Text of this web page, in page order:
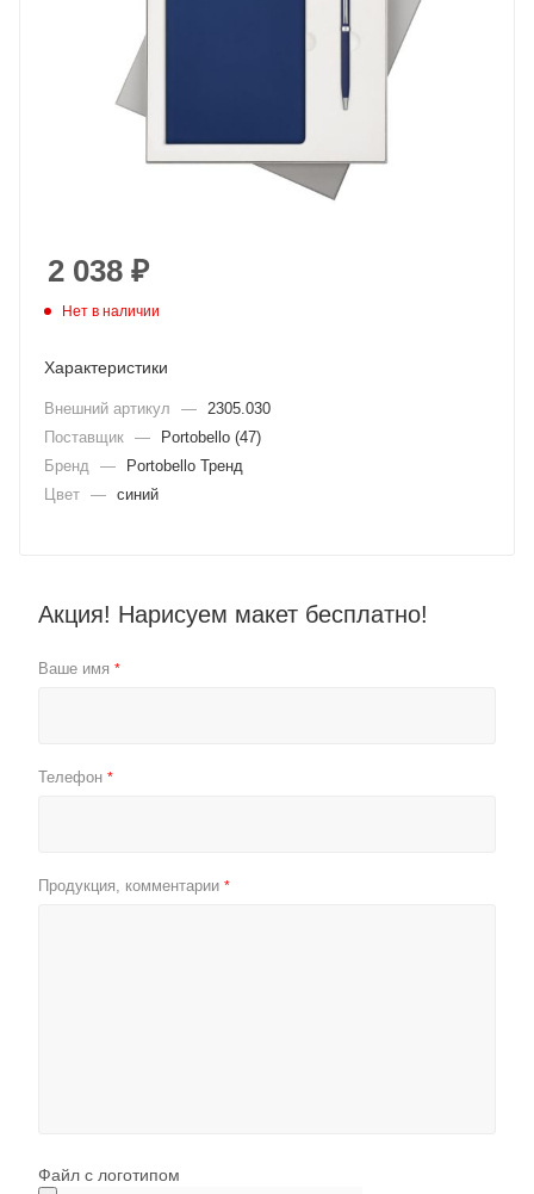
2 038 ₽
Нет в наличии
Характеристики
Внешний артикул —
2305.030
Поставщик —
Portobello (47)
Бренд
—
Portobello Тренд
Цвет — синий
Акция! Нарисуем макет бесплатно!
Ваше имя *
Телефон *
Продукция, комментарии *
Файл с логотипом